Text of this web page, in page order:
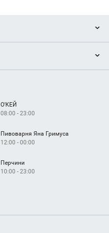
О'КЕЙ
08:00 - 23:00
Пивоварня Яна Гримуса
12:00 - 00:00
Перчини
10:00 - 23:00